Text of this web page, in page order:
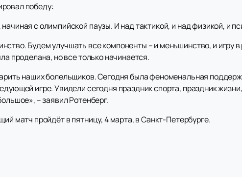
победу:
с олимпийской паузы. И над тактикой, и над физикой, и
Будем улучшать все компоненты – и меньшинство, и игру
проделана, но все только начинается.
наших болельщиков. Сегодня была феноменальная
игре. Увидели сегодня праздник спорта, праздник
– заявил Ротенберг.
матч пройдёт в пятницу, 4 марта, в Санкт-Петербурге.